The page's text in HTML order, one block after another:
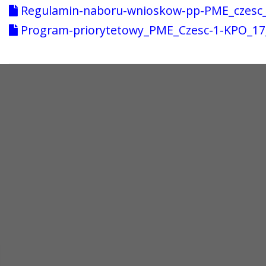
Regulamin-naboru-wnioskow-pp-
Program-priorytetowy_PME_Czesc-1-